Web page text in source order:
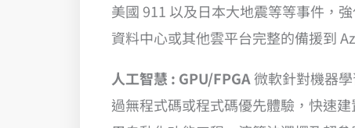
美國 911 以及日本大地震等等事件，
資料中心或其他雲平台完整的備援到
人工智慧 : GPU/FPGA微軟針對機器
過無程式碼或程式碼優先體驗，快速